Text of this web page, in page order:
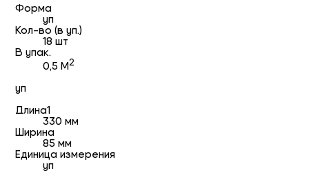
Форма
уп
Кол-во (в уп.)
18 шт
В упак.
0,5 М2
уп
Длина1
330 мм
Ширина
85 мм
Единица измерения
уп